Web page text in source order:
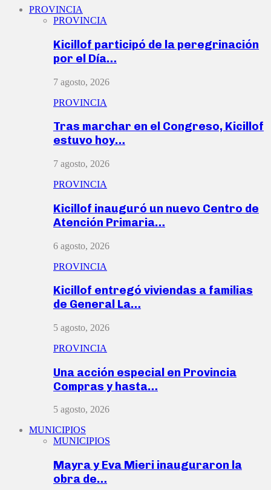
PROVINCIA
PROVINCIA
Kicillof participó de la peregrinación
por el Día…
7 agosto, 2026
PROVINCIA
Tras marchar en el Congreso, Kicillof
estuvo hoy…
7 agosto, 2026
PROVINCIA
Kicillof inauguró un nuevo Centro de
Atención Primaria…
6 agosto, 2026
PROVINCIA
Kicillof entregó viviendas a familias
de General La…
5 agosto, 2026
PROVINCIA
Una acción especial en Provincia
Compras y hasta…
5 agosto, 2026
MUNICIPIOS
MUNICIPIOS
Mayra y Eva Mieri inauguraron la
obra de…